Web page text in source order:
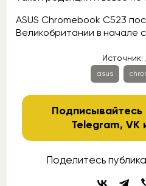
ASUS Chromebook C523
Великобритании в начале
Источник:
asus
Подписывайтесь
Telegram,VK
Поделитесь